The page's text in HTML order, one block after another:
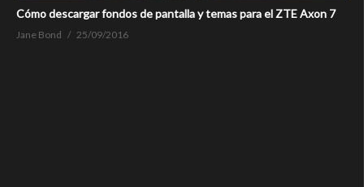
Cómo descargar fondos de pantalla y temas para el ZTE Axon 7
Jane Bond 25/09/2016